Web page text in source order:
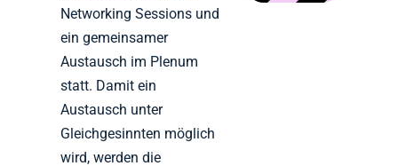
Networking Sessions und
ein gemeinsamer
Austausch im Plenum
statt. Damit ein
Austausch unter
Gleichgesinnten möglich
wird, werden die